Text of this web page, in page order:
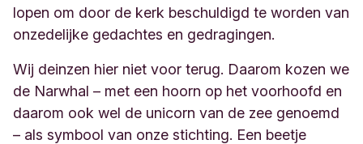
lopen om door de kerk beschuldigd te worden van
onzedelijke gedachtes en gedragingen.
Wij deinzen hier niet voor terug. Daarom kozen we
de Narwhal – met een hoorn op het voorhoofd en
daarom ook wel de unicorn van de zee genoemd
– als symbool van onze stichting. Een beetje